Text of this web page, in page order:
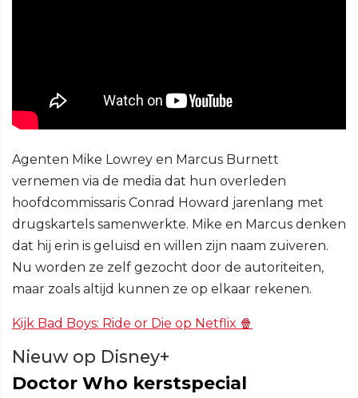
Agenten Mike Lowrey en Marcus Burnett
vernemen via de media dat hun overleden
hoofdcommissaris Conrad Howard jarenlang met
drugskartels samenwerkte. Mike en Marcus denken
dat hij erin is geluisd en willen zijn naam zuiveren.
Nu worden ze zelf gezocht door de autoriteiten,
maar zoals altijd kunnen ze op elkaar rekenen.
Kijk Bad Boys: Ride or Die op Netflix 🍿
Nieuw op Disney+
Doctor Who kerstspecial